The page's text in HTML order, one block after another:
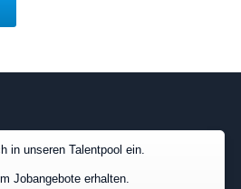
in unseren Talentpool ein.
Jobangebote erhalten.